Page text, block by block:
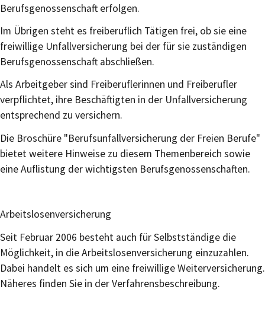
Berufsgenossenschaft erfolgen.
Im Übrigen steht es freiberuflich Tätigen frei, ob sie eine
freiwillige Unfallversicherung bei der für sie zuständigen
Berufsgenossenschaft abschließen.
Als Arbeitgeber sind Freiberuflerinnen und Freiberufler
verpflichtet, ihre Beschäftigten in der Unfallversicherung
entsprechend zu versichern.
Die Broschüre "Berufsunfallversicherung der Freien Berufe"
bietet weitere Hinweise zu diesem Themenbereich sowie
eine Auflistung der wichtigsten Berufsgenossenschaften.
Arbeitslosenversicherung
Seit Februar 2006 besteht auch für Selbstständige die
Möglichkeit, in die Arbeitslosenversicherung einzuzahlen.
Dabei handelt es sich um eine freiwillige Weiterversicherung.
Näheres finden Sie in der Verfahrensbeschreibung.